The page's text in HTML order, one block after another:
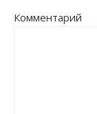
Комментарий